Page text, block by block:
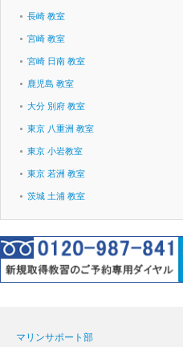
長崎 教室
宮崎 教室
宮崎 日南 教室
鹿児島 教室
大分 別府 教室
東京 八重洲 教室
東京 小岩教室
東京 若洲 教室
茨城 土浦 教室
マリンサポート部